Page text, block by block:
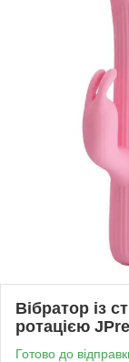
Вібратор із
ротацією
Готово до